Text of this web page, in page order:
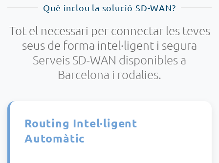
Què inclou la solució SD-WAN?
Tot el necessari per connectar les teves
seus de forma intel·ligent i segura
Serveis SD-WAN disponibles a
Barcelona i rodalies.
Routing Intel·ligent
Automàtic